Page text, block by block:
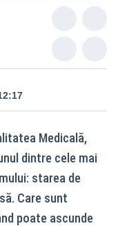
Medicală,
dintre cele mai
starea de
Care sunt
poate ascunde